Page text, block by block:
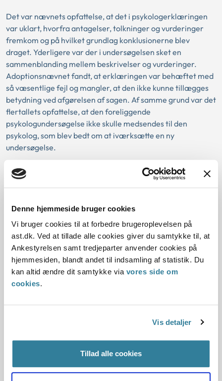
Denne hjemmeside bruger cookies
Vi bruger cookies til at forbedre brugeroplevelsen på
ast.dk. Ved at tillade alle cookies giver du samtykke til, at
Ankestyrelsen samt tredjeparter anvender cookies på
hjemmesiden, blandt andet til indsamling af statistik. Du
kan altid ændre dit samtykke via vores side om
cookies.
Vis detaljer
Tillad alle cookies
Det var nævnets opfattelse, at det i psykologerklæringen
var uklart, hvorfra antagelser, tolkninger og vurderinger
fremkom og på hvilket grundlag konklusionerne blev
draget. Yderligere var der i undersøgelsen sket en
sammenblanding mellem beskrivelser og vurderinger.
Adoptionsnævnet fandt, at erklæringen var behæftet med
så væsentlige fejl og mangler, at den ikke kunne tillægges
betydning ved afgørelsen af sagen. Af samme grund var det
flertallets opfattelse, at den foreliggende
psykologundersøgelse ikke skulle medsendes til den
psykolog, som blev bedt om at iværksætte en ny
undersøgelse.
Flertallet lagde ved afgørelsen vægt på, at det på det
foreliggende grundlag var vanskeligt at vurdere
relevant at tilvejebringe en ny undersøgelse til belysning af
personlighedsmæssige ressourcer.
Et mindretal voterede for at ændre samrådets afgørelse og
godkende ansøgerne som adoptanter, da mindretallet
fandt, at ansøgerne ud fra de foreliggende oplysninger
måtte antages at være i besiddelse af tilstrækkelige
Adoptionsnævnet træffes nævnets beslutninger ved
almindeligt stemmeflertal.